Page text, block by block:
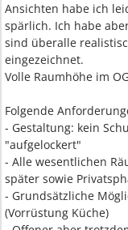
Ansichten habe ich
spärlich. Ich habe
sind überalle
eingezeichnet.
Volle Raumhöhe im
Folgende
- Gestaltung: kein
"aufgelockert"
- Alle wesentlichen
später sowie
- Grundsätzliche
(Vorrüstung Küche)